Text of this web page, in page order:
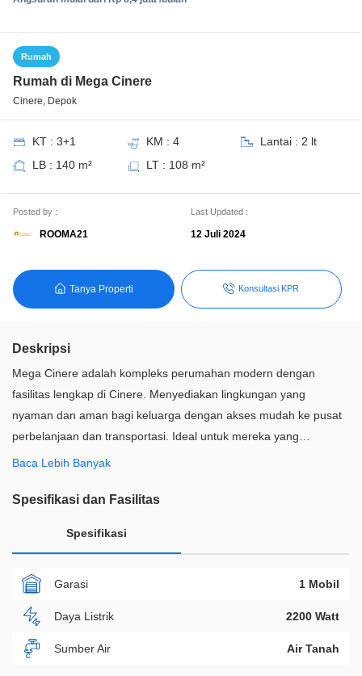
Rumah
Rumah di Mega Cinere
Cinere, Depok
KT : 3+1 KM : 4
Lantai : 2 lt
LB : 140 m²
LT : 108 m²
Posted by :
ROOMA21
Last Updated :
12 Juli 2024
Tanya Properti Konsultasi KPR
Deskripsi
Mega Cinere adalah kompleks perumahan modern dengan
fasilitas lengkap di Cinere. Menyediakan lingkungan yang
nyaman dan aman bagi keluarga dengan akses mudah ke pusat
perbelanjaan dan transportasi. Ideal untuk mereka yang
menginginkan gaya hidup perkotaan yang terjangkau dan
Baca Lebih Banyak
Spesifikasi dan Fasilitas
Spesifikasi
Garasi 1 Mobil
Daya Listrik 2200 Watt
Sumber Air Air Tanah